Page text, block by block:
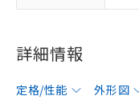
詳細情報
定格/性能 外形図